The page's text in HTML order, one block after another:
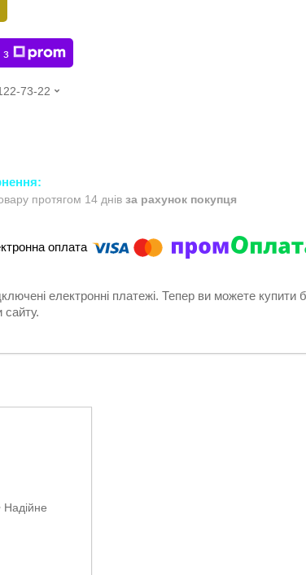
з
73-22
протягом 14 днів за рахунок покупця
електронні платежі. Тепер ви можете купити
сайту.
Надійне